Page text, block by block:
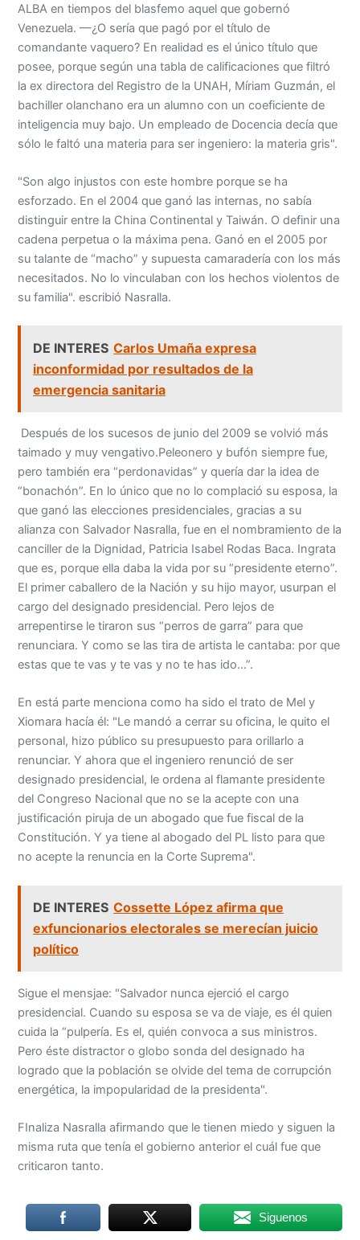
ALBA en tiempos del blasfemo aquel que gobernó
Venezuela. —¿O sería que pagó por el título de
comandante vaquero? En realidad es el único título que
posee, porque según una tabla de calificaciones que filtró
la ex directora del Registro de la UNAH, Míriam Guzmán, el
bachiller olanchano era un alumno con un coeficiente de
inteligencia muy bajo. Un empleado de Docencia decía que
sólo le faltó una materia para ser ingeniero: la materia gris".
"Son algo injustos con este hombre porque se ha
esforzado. En el 2004 que ganó las internas, no sabía
distinguir entre la China Continental y Taiwán. O definir una
cadena perpetua o la máxima pena. Ganó en el 2005 por
su talante de “macho” y supuesta camaradería con los más
necesitados. No lo vinculaban con los hechos violentos de
su familia". escribió Nasralla.
DE INTERES Carlos Umaña expresa
inconformidad por resultados de la
emergencia sanitaria
Después de los sucesos de junio del 2009 se volvió más
taimado y muy vengativo.Peleonero y bufón siempre fue,
pero también era “perdonavidas” y quería dar la idea de
“bonachón”. En lo único que no lo complació su esposa, la
que ganó las elecciones presidenciales, gracias a su
alianza con Salvador Nasralla, fue en el nombramiento de la
canciller de la Dignidad, Patricia Isabel Rodas Baca. Ingrata
que es, porque ella daba la vida por su “presidente eterno”.
El primer caballero de la Nación y su hijo mayor, usurpan el
cargo del designado presidencial. Pero lejos de
arrepentirse le tiraron sus “perros de garra” para que
renunciara. Y como se las tira de artista le cantaba: por que
estas que te vas y te vas y no te has ido…”.
En está parte menciona como ha sido el trato de Mel y
Xiomara hacía él: "Le mandó a cerrar su oficina, le quito el
personal, hizo público su presupuesto para orillarlo a
renunciar. Y ahora que el ingeniero renunció de ser
designado presidencial, le ordena al flamante presidente
del Congreso Nacional que no se la acepte con una
justificación piruja de un abogado que fue fiscal de la
Constitución. Y ya tiene al abogado del PL listo para que
no acepte la renuncia en la Corte Suprema".
DE INTERES Cossette López afirma que
exfuncionarios electorales se merecían juicio
político
Sigue el mensjae: "Salvador nunca ejerció el cargo
presidencial. Cuando su esposa se va de viaje, es él quien
cuida la “pulpería. Es el, quién convoca a sus ministros.
Pero éste distractor o globo sonda del designado ha
logrado que la población se olvide del tema de corrupción
energética, la impopularidad de la presidenta".
FInaliza Nasralla afirmando que le tienen miedo y siguen la
misma ruta que tenía el gobierno anterior el cuál fue que
criticaron tanto.
Siguenos